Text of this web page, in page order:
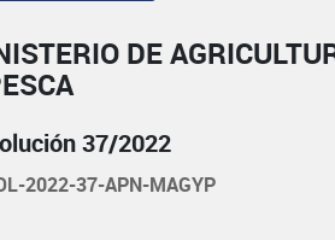
DE
37/2022
2022-37-APN-MAGYP